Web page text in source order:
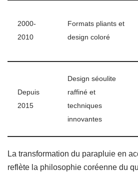
2000-
2010
Formats pliants et
design coloré
Depuis
2015
Design séoulite
raffiné et
techniques
innovantes
La transformation du parapluie en
reflète la philosophie coréenne du